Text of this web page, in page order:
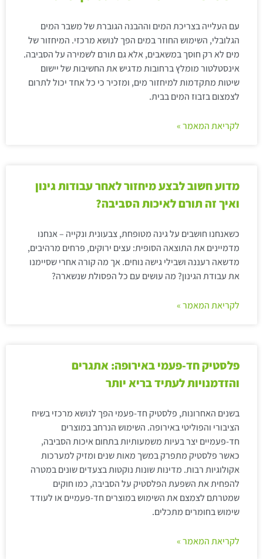
עם העלייה בצריכת המים וההבנה הגוברת של משבר המים
הגלובלי, השימוש החוזר במים הפך לנושא מרכזי. המיחזור של
מים לא רק חוסך במשאבים, אלא גם תורם לשמירה על הסביבה.
אינסטלטור מומלץ ברחובות מדגיש את החשיבות של יישום
שיטות מתקדמות למיחזור מים, ומזכיר כי כל אחד יכול לתרום
לצמצום בזבוז המים בבית.
לקריאת המאמר »
מדוע חשוב לבצע מיחזור לאחר עבודות גינון
ואיך זה תורם לאיכות הסביבה?
כשאנחנו חושבים על גינה מטופחת, צבעונית ונקייה – אנחנו
מדמיינים את התוצאה הסופית: עצים ירוקים, פרחים מרהיבים,
מדשאה רעננה ושבילי גישה נוחים. אך מה קורה אחרי שסיימנו
את עבודת הגינון? מה עושים עם כל הפסולת שנשארה?
לקריאת המאמר »
פלסטיק חד-פעמי באירופה: אתגרים
והזדמנויות לעתיד בריא יותר
בשנים האחרונות, פלסטיק חד-פעמי הפך לנושא מרכזי בשיח
הציבורי והפוליטי באירופה. השימוש הנרחב במוצרים
חד-פעמיים יצר בעיות משמעותיות בתחום איכות הסביבה,
כאשר פלסטיק מתפרק במשך מאות שנים ומזיק למערכות
אקולוגיות רבות. מדינות שונות נוקטות בצעדים שונים במטרה
להפחית את השפעת הפלסטיק על הסביבה, כמו חוקים
שמטרתם לצמצם את השימוש במוצרים חד-פעמיים או לעודד
שימוש בחומרים מתכלים.
לקריאת המאמר »